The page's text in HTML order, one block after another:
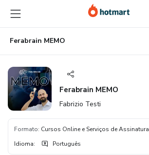
para
o
conteúdo
principal
para
o
pagamento
para
o
rodapé
Ferabrain MEMO
Ferabrain MEMO
Fabrizio Testi
Formato: Cursos Online e Serviços de Assinatura
Idioma: Português